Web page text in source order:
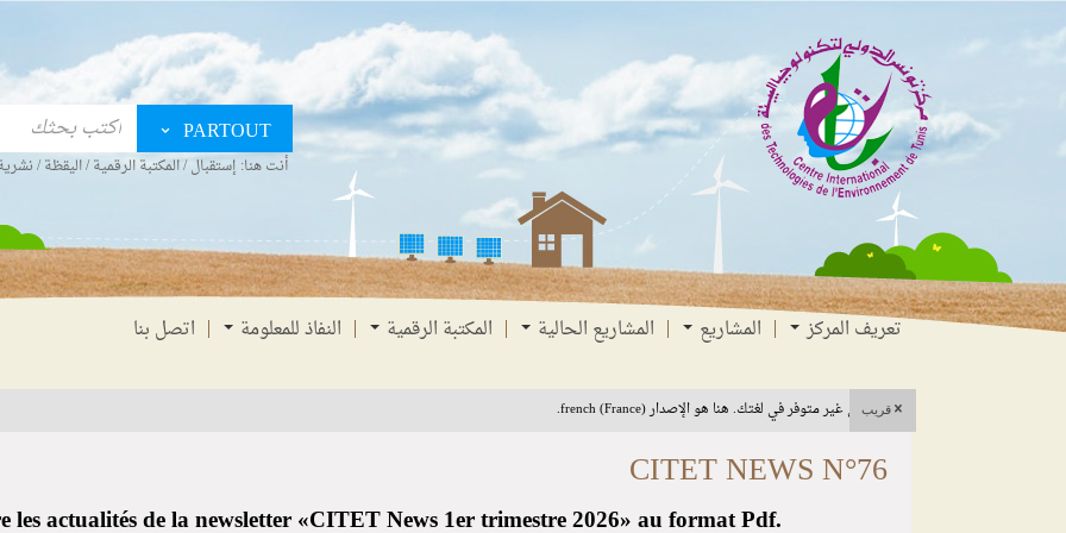
انتقل
القائمة
انتقال
المحتوى
الانتقال
البحث
PARTOUT
أنت هنا: إستقبال/المكتبة الرقمية/اليقظة/
تعريف المركز المشاريع المشاريع الحالية المكتبة الرقمية النفاذ للمعلومة اتصل بنا
هذا المحتوى غير متوفر في لغتك. هنا هو الإصدار french (France).
قريب
CITET NEWS N°76